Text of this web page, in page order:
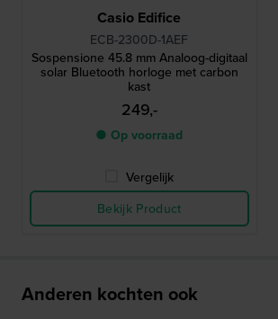
Casio Edifice
ECB-2300D-1AEF
Sospensione 45.8 mm Analoog-digitaal
solar Bluetooth horloge met carbon
kast
249,-
● Op voorraad
Vergelijk
Bekijk Product
Anderen kochten ook